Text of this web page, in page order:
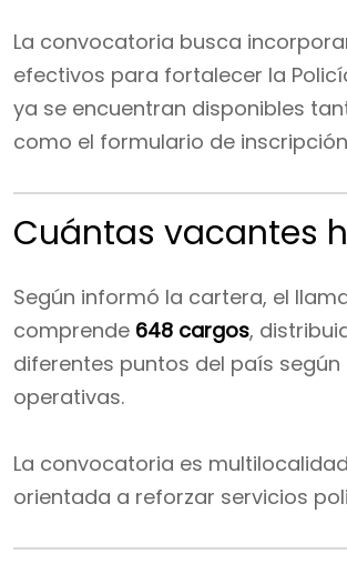
La convocatoria busca
efectivos para fortalecer la
ya se encuentran disponibles
como el formulario de
Cuántas vacantes
Según informó la cartera, el
comprende 648 cargos,
diferentes puntos del país
operativas.
La convocatoria es
orientada a reforzar servicios